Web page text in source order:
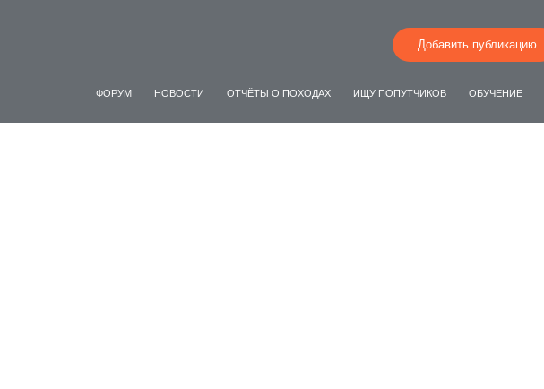
ФОРУМ НОВОСТИ ОТЧЁТЫ О ПОХОДАХ ИЩУ ПОПУТЧИКОВ ОБУЧЕНИЕ
Добавить публикацию